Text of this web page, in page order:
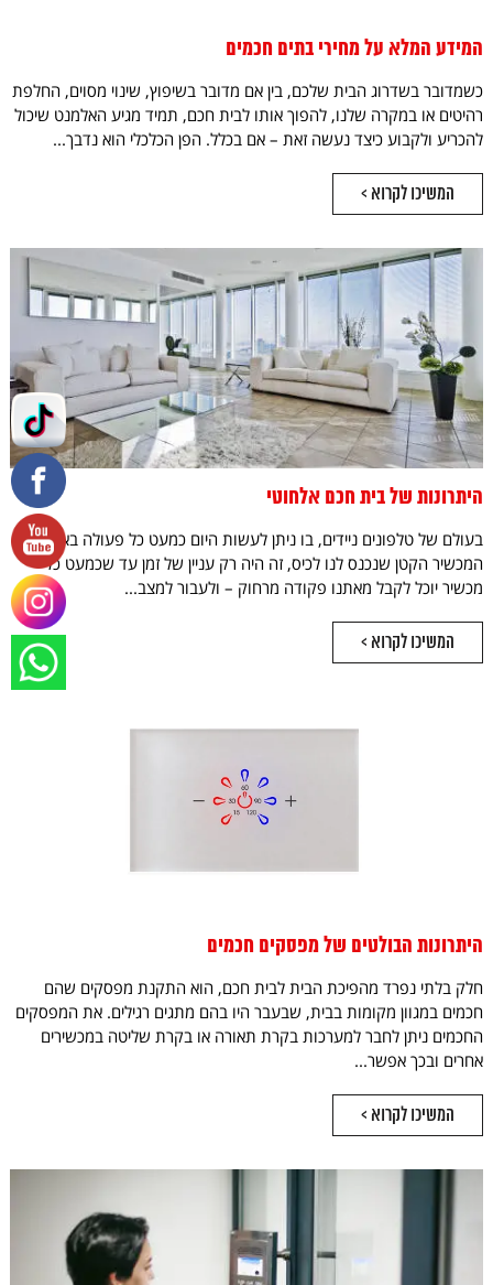
המידע המלא על מחירי בתים חכמים
כשמדובר בשדרוג הבית שלכם, בין אם מדובר בשיפוץ, שינוי מסוים, החלפת
רהיטים או במקרה שלנו, להפוך אותו לבית חכם, תמיד מגיע האלמנט שיכול
להכריע ולקבוע כיצד נעשה זאת – אם בכלל. הפן הכלכלי הוא נדבך...
המשיכו לקרוא >
היתרונות של בית חכם אלחוטי
בעולם של טלפונים ניידים, בו ניתן לעשות היום כמעט כל פעולה באמצעות
המכשיר הקטן שנכנס לנו לכיס, זה היה רק עניין של זמן עד שכמעט כל
מכשיר יוכל לקבל מאתנו פקודה מרחוק – ולעבור למצב...
המשיכו לקרוא >
היתרונות הבולטים של מפסקים חכמים
חלק בלתי נפרד מהפיכת הבית לבית חכם, הוא התקנת מפסקים שהם
חכמים במגוון מקומות בבית, שבעבר היו בהם מתגים רגילים. את המפסקים
החכמים ניתן לחבר למערכות בקרת תאורה או בקרת שליטה במכשירים
אחרים ובכך אפשר...
המשיכו לקרוא >